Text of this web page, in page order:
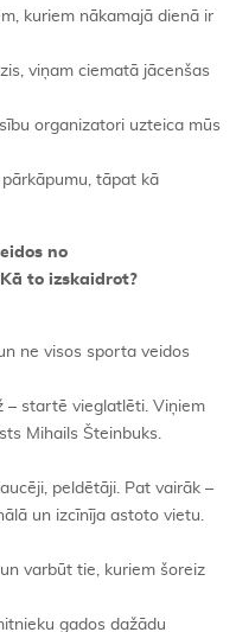
kuriem nākamajā dienā ir
viņam ciematā jācenšas
organizatori uzteica mūs
tāpat kā
no
to izskaidrot?
ne visos sporta veidos
– startē vieglatlēti. Viņiem
Mihails Šteinbuks.
peldētāji. Pat vairāk –
un izcīnīja astoto vietu.
varbūt tie, kuriem šoreiz
gados dažādu